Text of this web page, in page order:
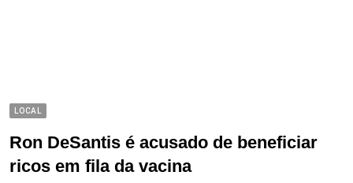
LOCAL
Ron DeSantis é acusado de beneficiar
ricos em fila da vacina